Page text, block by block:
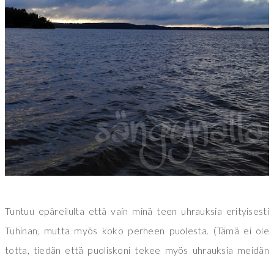
Tuntuu epäreilulta että vain minä teen uhrauksia erityisesti
Tuhinan, mutta myös koko perheen puolesta. (Tämä ei ole
totta, tiedän että puoliskoni tekee myös uhrauksia meidän